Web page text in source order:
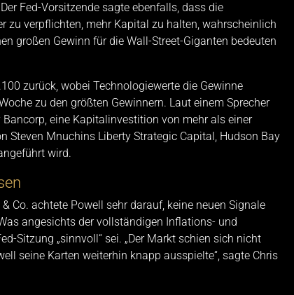
Fed-Vorsitzende sagte ebenfalls, dass die
zu verpflichten, mehr Kapital zu halten, wahrscheinlich
großen Gewinn für die Wall-Street-Giganten bedeuten
zurück, wobei Technologiewerte die Gewinne
zu den größten Gewinnern. Laut einem Sprecher
eine Kapitalinvestition von mehr als einer
Steven Mnuchins Liberty Strategic Capital, Hudson Bay
wird.
Co. achtete Powell sehr darauf, keine neuen Signale
angesichts der vollständigen Inflations- und
Sitzung „sinnvoll“ sei. „Der Markt schien sich nicht
seine Karten weiterhin knapp ausspielte“, sagte Chris